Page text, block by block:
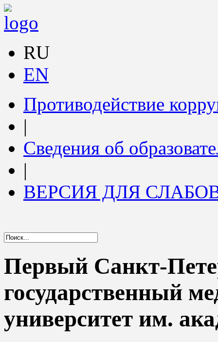
RU
EN
Противодействие
|
Сведения об
|
ВЕРСИЯ ДЛЯ
Первый Санкт-
государственный
университет им.